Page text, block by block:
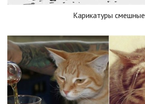
Карикатуры смешные